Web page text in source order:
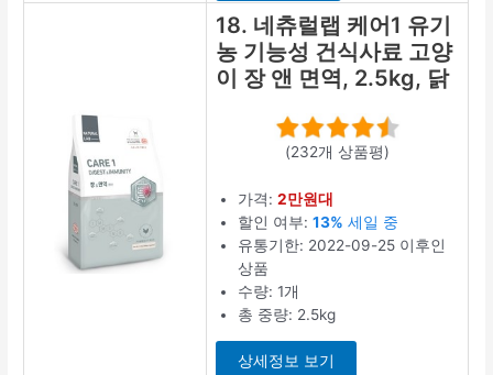
18. 네츄럴랩 케어1 유기
농 기능성 건식사료 고양
이 장 앤 면역, 2.5kg, 닭
(232개 상품평)
가격:2만원대
할인 여부:13% 세일 중
유통기한: 2022-09-25 이후인
상품
수량: 1개
총 중량: 2.5kg
상세정보 보기